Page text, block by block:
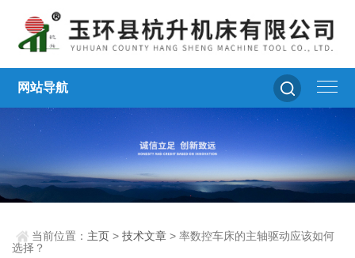
网站导航
当前位置： 主页 >技术文章 > 率数控车床的主轴驱动应该如何
选择？